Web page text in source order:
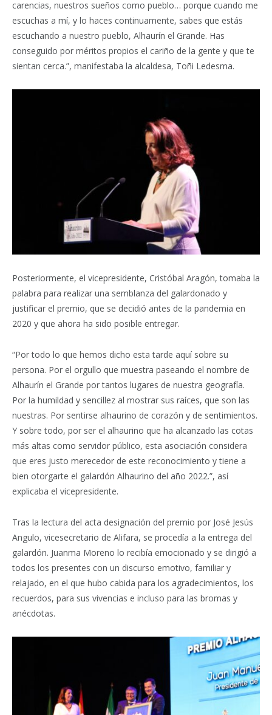
carencias, nuestros sueños como pueblo… porque cuando me
escuchas a mí, y lo haces continuamente, sabes que estás
escuchando a nuestro pueblo, Alhaurín el Grande. Has
conseguido por méritos propios el cariño de la gente y que te
sientan cerca.”, manifestaba la alcaldesa, Toñi Ledesma.
Posteriormente, el vicepresidente, Cristóbal Aragón, tomaba la
palabra para realizar una semblanza del galardonado y
justificar el premio, que se decidió antes de la pandemia en
2020 y que ahora ha sido posible entregar.
“Por todo lo que hemos dicho esta tarde aquí sobre su
persona. Por el orgullo que muestra paseando el nombre de
Alhaurín el Grande por tantos lugares de nuestra geografía.
Por la humildad y sencillez al mostrar sus raíces, que son las
nuestras. Por sentirse alhaurino de corazón y de sentimientos.
Y sobre todo, por ser el alhaurino que ha alcanzado las cotas
más altas como servidor público, esta asociación considera
que eres justo merecedor de este reconocimiento y tiene a
bien otorgarte el galardón Alhaurino del año 2022.”, así
explicaba el vicepresidente.
Tras la lectura del acta designación del premio por José Jesús
Angulo, vicesecretario de Alifara, se procedía a la entrega del
galardón. Juanma Moreno lo recibía emocionado y se dirigió a
todos los presentes con un discurso emotivo, familiar y
relajado, en el que hubo cabida para los agradecimientos, los
recuerdos, para sus vivencias e incluso para las bromas y
anécdotas.